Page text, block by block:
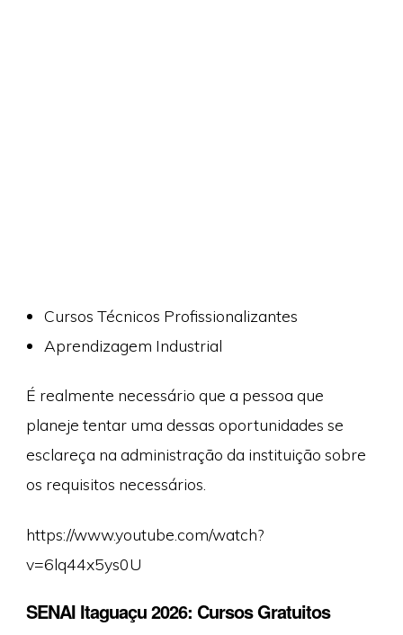
Cursos Técnicos Profissionalizantes
Aprendizagem Industrial
É realmente necessário que a pessoa que
planeje tentar uma dessas oportunidades se
esclareça na administração da instituição sobre
os requisitos necessários.
https://www.youtube.com/watch?
v=6lq44x5ys0U
SENAI Itaguaçu 2026: Cursos Gratuitos